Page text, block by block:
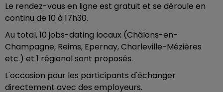
Le rendez-vous en ligne est gratuit et se déroule en
continu de 10 à 17h30.
Au total, 10 jobs-dating locaux (Châlons-en-
Champagne, Reims, Epernay, Charleville-Mézières
etc.) et 1 régional sont proposés.
L'occasion pour les participants d'échanger
directement avec des employeurs.